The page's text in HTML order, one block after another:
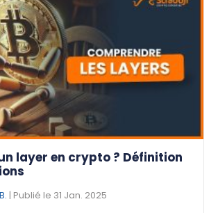
layer en crypto ? Définition
| Publié le 31 Jan. 2025